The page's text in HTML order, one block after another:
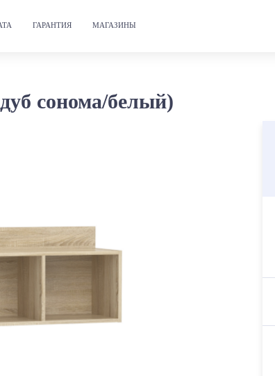
ГАРАНТИЯ МАГАЗИНЫ
сонома/белый)